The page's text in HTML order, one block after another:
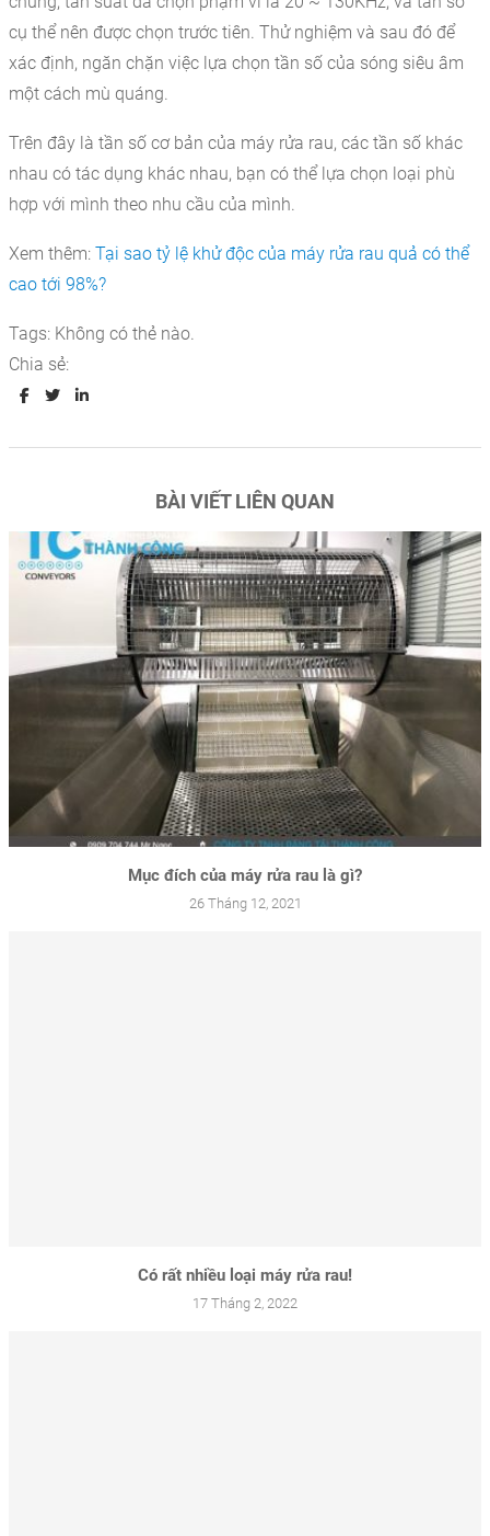
cụ thể nên được chọn trước tiên. Thử nghiệm và sau đó để
xác định, ngăn chặn việc lựa chọn tần số của sóng siêu âm
một cách mù quáng.
Trên đây là tần số cơ bản của máy rửa rau, các tần số khác
nhau có tác dụng khác nhau, bạn có thể lựa chọn loại phù
hợp với mình theo nhu cầu của mình.
Xem thêm: Tại sao tỷ lệ khử độc của máy rửa rau quả có thể
cao tới 98%?
Tags: Không có thẻ nào.
Chia sẻ:
BÀI VIẾT LIÊN QUAN
Mục đích của máy rửa rau là gì?
26 Tháng 12, 2021
Có rất nhiều loại máy rửa rau!
17 Tháng 2, 2022